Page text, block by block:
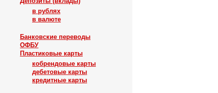
в рублях
в валюте
Банковские переводы
ОФБУ
Пластиковые карты
кобрендовые карты
дебетовые карты
кредитные карты